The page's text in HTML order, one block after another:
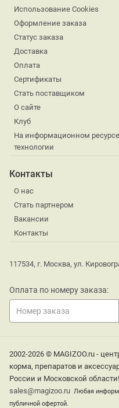
Использование Cookies
Оформление заказа
Статус заказа
Доставка
Оплата
Сертификаты
Стать поставщиком
О сайте
Клуб
На информационном
технологии
Контакты
О нас
Стать партнером
Вакансии
Контакты
117534, г. Москва, ул.
Оплата по номеру заказа:
2002-2026 © MAGIZOO.ru -
корма, препаратов и
России и Московской области!
sales@magizoo.ru Любая
публичной офертой.